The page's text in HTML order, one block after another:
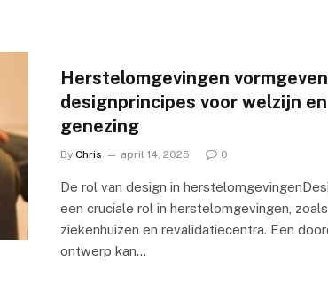
Herstelomgevingen
designprincipes voor welzijn en
genezing
By Chris april 14, 2025 0
De rol van design in
een cruciale rol in herstelomgevingen, zoals
ziekenhuizen en revalidatiecentra. Een
ontwerp kan…